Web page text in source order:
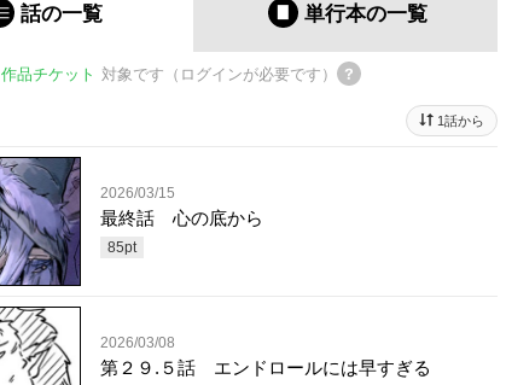
話の一覧 単行本の一覧
作品チケット 対象です（ログインが必要です）
1話から
2026/03/15
最終話 心の底から
85pt
2026/03/08
第２９.５話 エンドロールには早すぎる